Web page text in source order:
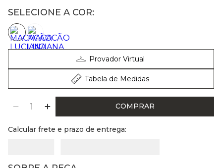
SELECIONE A COR:
Provador Virtual
Tabela de Medidas
COMPRAR
Calcular frete e prazo de entrega: